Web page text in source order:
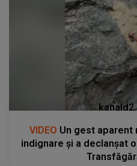
VIDEO Un gest aparent
indignare și a declanșat